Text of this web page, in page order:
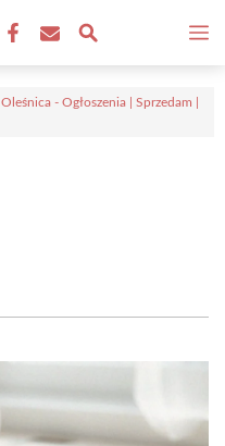
Oleśnica - Ogłoszenia | Sprzedam |